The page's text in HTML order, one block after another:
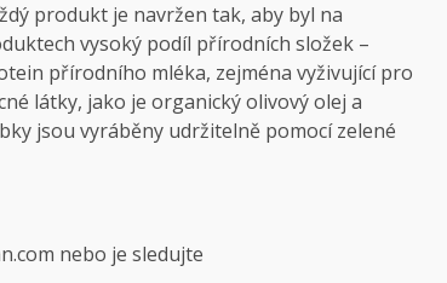
produkt je navržen tak, aby byl na
vysoký podíl přírodních složek –
přírodního mléka, zejména vyživující pro
látky, jako je organický olivový olej a
jsou vyráběny udržitelně pomocí zelené
nebo je sledujte